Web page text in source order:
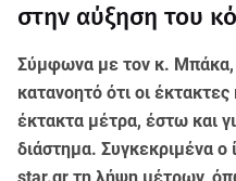
στην αύξηση του
Σύμφωνα με τον κ. Μπάκα,
κατανοητό ότι οι
έκτακτα μέτρα, έστω και
διάστημα. Συγκεκριμένα ο